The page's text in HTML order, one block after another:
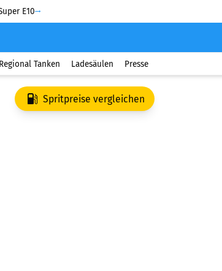
E10
Regional Tanken Ladesäulen Presse
Spritpreise vergleichen